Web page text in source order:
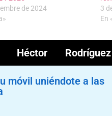
de 2024
3
En
Héctor Rodríguez
móvil uniéndote a las